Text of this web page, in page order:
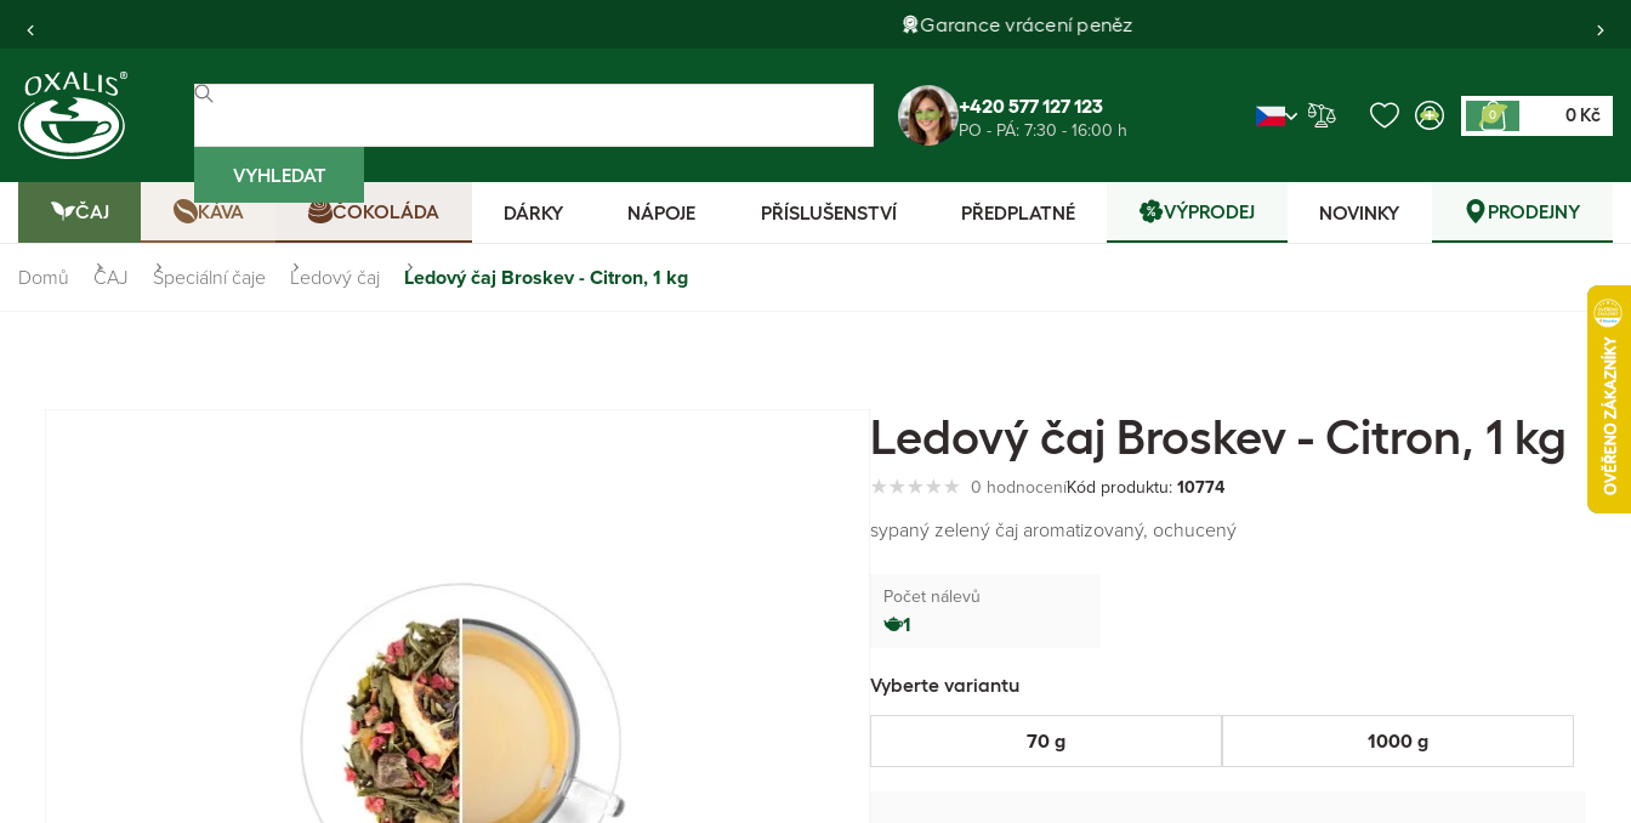
Garance vrácení peněz
VYHLEDAT
+420 577 127 123
PO - PÁ: 7:30 - 16:00 h
0 0 Kč
ČAJ KÁVA ČOKOLÁDA DÁRKY NÁPOJE PŘÍSLUŠENSTVÍ PŘEDPLATNÉ VÝPRODEJ NOVINKY PRODEJNY
Domů ČAJ Speciální čaje Ledový čaj Ledový čaj Broskev - Citron, 1 kg
Ledový čaj Broskev - Citron, 1 kg
0 hodnoceníKód produktu: 10774
sypaný zelený čaj aromatizovaný, ochucený
Počet nálevů
1
Vyberte variantu
70 g 1000 g